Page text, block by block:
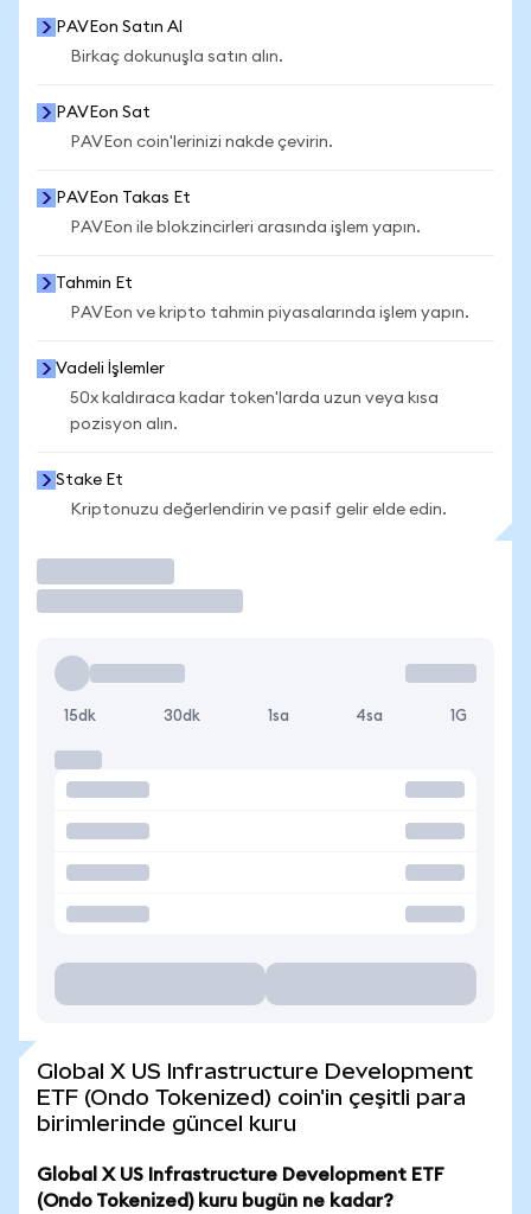
PAVEon Satın Al
Birkaç dokunuşla satın alın.
PAVEon Sat
PAVEon coin'lerinizi nakde çevirin.
PAVEon Takas Et
PAVEon ile blokzincirleri arasında işlem yapın.
Tahmin Et
PAVEon ve kripto tahmin piyasalarında işlem yapın.
Vadeli İşlemler
50x kaldıraca kadar token'larda uzun veya kısa
pozisyon alın.
Stake Et
Kriptonuzu değerlendirin ve pasif gelir elde edin.
15dk 30dk 1sa 4sa 1G
Global X US Infrastructure Development
ETF (Ondo Tokenized) coin'in çeşitli para
birimlerinde güncel kuru
Global X US Infrastructure Development ETF
(Ondo Tokenized) kuru bugün ne kadar?